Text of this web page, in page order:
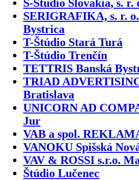
S-Studio Slovakia, s. r.
SERIGRAFIKA, s. r.
Bystrica
T-Štúdio Stará Turá
T-Štúdio Trenčín
TETTRIS Banská
TRIAD
Bratislava
UNICORN AD
Jur
VAB a spol.
VANOKU Spišská
VAV & ROSSI s.r.o.
Štúdio Lučenec